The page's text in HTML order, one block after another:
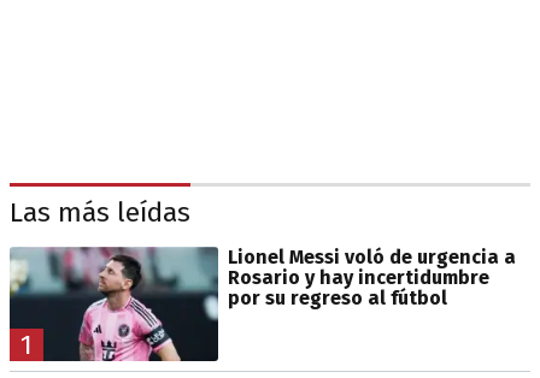
Las más leídas
1
Lionel Messi voló de urgencia a
Rosario y hay incertidumbre
por su regreso al fútbol